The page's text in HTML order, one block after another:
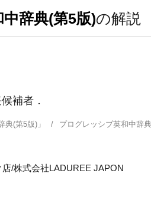
辞典(第5版)の解説
補者 ．
(第5版)」 プログレッシブ英和中
/株式会社LADUREE JAPON